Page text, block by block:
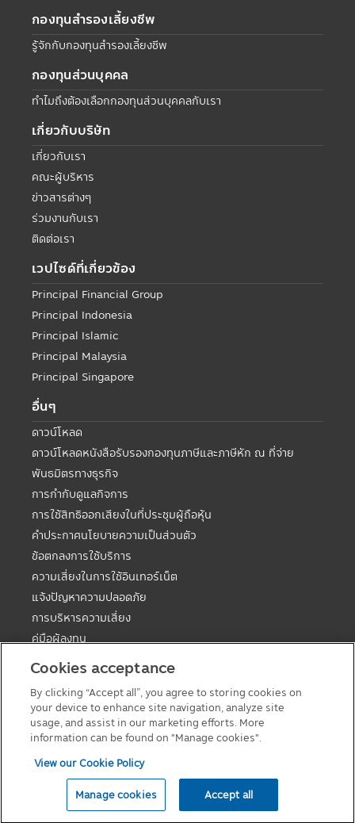
กองทุนสำรองเลี้ยงชีพ
รู้จักกับกองทุนสำรองเลี้ยงชีพ
กองทุนส่วนบุคคล
ทำไมถึงต้องเลือกกองทุนส่วนบุคคลกับเรา
เกี่ยวกับบริษัท
เกี่ยวกับเรา
คณะผู้บริหาร
ข่าวสารต่างๆ
ร่วมงานกับเรา
ติดต่อเรา
เวปไซด์ที่เกี่ยวข้อง
Principal Financial Group
Principal Indonesia
Principal Islamic
Principal Malaysia
Principal Singapore
อื่นๆ
ดาวน์โหลด
ดาวน์โหลดหนังสือรับรองกองทุนภาษีและภาษีหัก ณ ที่จ่าย
พันธมิตรทางธุรกิจ
การกำกับดูแลกิจการ
การใช้สิทธิออกเสียงในที่ประชุมผู้ถือหุ้น
คำประกาศนโยบายความเป็นส่วนตัว
ข้อตกลงการใช้บริการ
ความเสี่ยงในการใช้อินเทอร์เน็ต
แจ้งปัญหาความปลอดภัย
การบริหารความเสี่ยง
คู่มือผู้ลงทุน
ตารางวันหยุดกองต่างประเทศ
คู่มือการลงทุนในกองทุนที่มีสิทธิประโยชน์ทางภาษี
แบบฟอร์มต่างๆ
นโยบายเกี่ยวกับคุกกี้
© 2026 Principal Asset Management Co.,Ltd
Cookies acceptance
By clicking “Accept all”, you agree to storing cookies on
your device to enhance site navigation, analyze site
usage, and assist in our marketing efforts. More
information can be found on "Manage cookies".
View our Cookie Policy
Manage cookies Accept all